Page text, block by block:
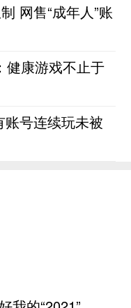
网售“成年人”账
健康游戏不止于
号连续玩未被